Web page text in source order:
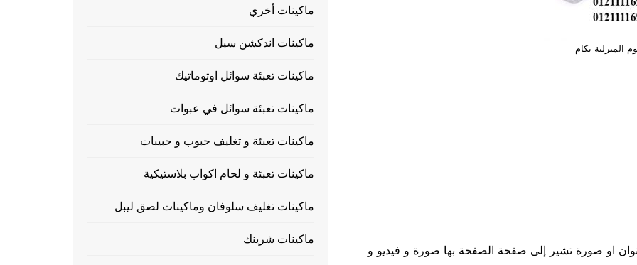
المنزلية بكام
او صورة تشير إلى صفحة الصفحة بها صورة و فيديو و
ماكينات أخري
ماكينات اندكشن سيل
ماكينات تعبئة سوائل اوتوماتيك
ماكينات تعبئة سوائل في عبوات
ماكينات تعبئة و تغليف حبوب و حبيبات
ماكينات تعبئة و لحام اكواب بلاستيكية
ماكينات تغليف سلوفان وماكينات لصق ليبل
ماكينات شرينك